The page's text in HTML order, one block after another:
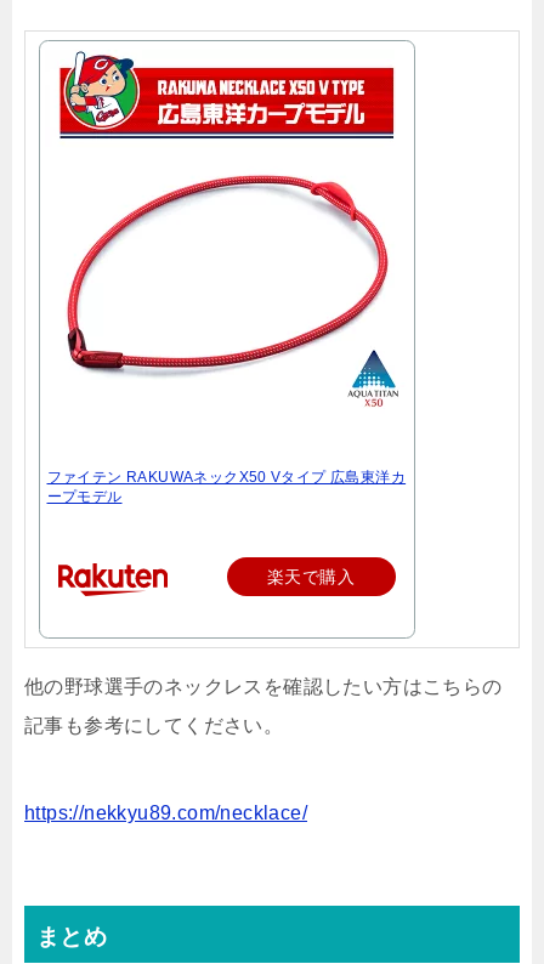
ファイテン RAKUWAネックX50 Vタイプ 広島東洋カ
ープモデル
楽天で購入
他の野球選手のネックレスを確認したい方はこちらの
記事も参考にしてください。
https://nekkyu89.com/necklace/
まとめ